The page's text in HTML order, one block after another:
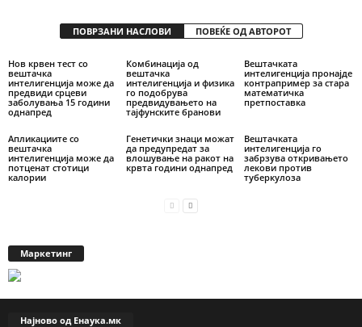
ПОВРЗАНИ НАСЛОВИ ПОВЕЌЕ ОД АВТОРОТ
Нов крвен тест со
вештачка
интелигенција може да
предвиди срцеви
заболувања 15 години
однапред
Комбинација од
вештачка
интелигенција и физика
го подобрува
предвидувањето на
тајфунските бранови
Вештачката
интелигенција пронајде
контрапример за стара
математичка
претпоставка
Апликациите со
вештачка
интелигенција може да
потценат стотици
калории
Генетички знаци можат
да предупредат за
влошување на ракот на
крвта години однапред
Вештачката
интелигенција го
забрзува откривањето
лекови против
туберкулоза
Маркетинг
Најново од Енаука.мк